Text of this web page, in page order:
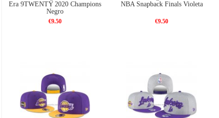
Era 9TWENTY 2020 Champions
Negro
€9.50
NBA Snapback Finals Violeta
€9.50